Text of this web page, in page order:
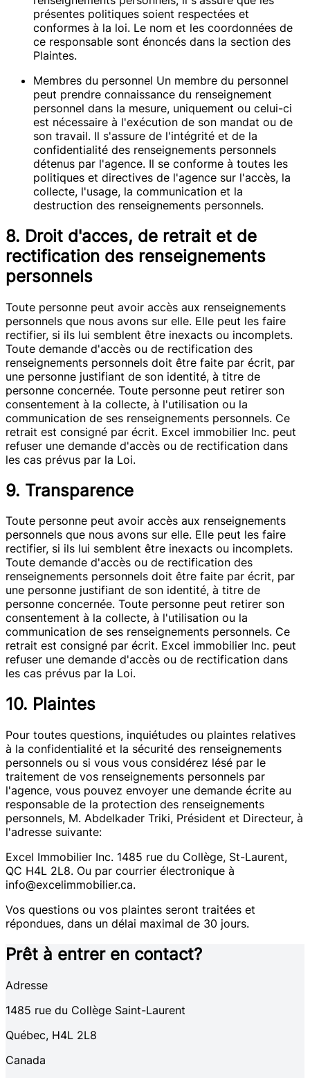
présentes politiques soient respectées et
conformes à la loi. Le nom et les coordonnées de
ce responsable sont énoncés dans la section des
Plaintes.
Membres du personnel Un membre du personnel
peut prendre connaissance du renseignement
personnel dans la mesure, uniquement ou celui-ci
est nécessaire à l'exécution de son mandat ou de
son travail. Il s'assure de l'intégrité et de la
confidentialité des renseignements personnels
détenus par l'agence. Il se conforme à toutes les
politiques et directives de l'agence sur l'accès, la
collecte, l'usage, la communication et la
destruction des renseignements personnels.
8. Droit d'acces, de retrait et de
rectification des renseignements
personnels
Toute personne peut avoir accès aux renseignements
personnels que nous avons sur elle. Elle peut les faire
rectifier, si ils lui semblent être inexacts ou incomplets.
Toute demande d'accès ou de rectification des
renseignements personnels doit être faite par écrit, par
une personne justifiant de son identité, à titre de
personne concernée. Toute personne peut retirer son
consentement à la collecte, à l'utilisation ou la
communication de ses renseignements personnels. Ce
retrait est consigné par écrit. Excel immobilier Inc. peut
refuser une demande d'accès ou de rectification dans
les cas prévus par la Loi.
9. Transparence
Toute personne peut avoir accès aux renseignements
personnels que nous avons sur elle. Elle peut les faire
rectifier, si ils lui semblent être inexacts ou incomplets.
Toute demande d'accès ou de rectification des
renseignements personnels doit être faite par écrit, par
une personne justifiant de son identité, à titre de
personne concernée. Toute personne peut retirer son
consentement à la collecte, à l'utilisation ou la
communication de ses renseignements personnels. Ce
retrait est consigné par écrit. Excel immobilier Inc. peut
refuser une demande d'accès ou de rectification dans
les cas prévus par la Loi.
10. Plaintes
Pour toutes questions, inquiétudes ou plaintes relatives
à la confidentialité et la sécurité des renseignements
personnels ou si vous vous considérez lésé par le
traitement de vos renseignements personnels par
l'agence, vous pouvez envoyer une demande écrite au
responsable de la protection des renseignements
personnels, M. Abdelkader Triki, Président et Directeur, à
l'adresse suivante:
Excel Immobilier Inc. 1485 rue du Collège, St-Laurent,
QC H4L 2L8. Ou par courrier électronique à
info@excelimmobilier.ca.
Vos questions ou vos plaintes seront traitées et
répondues, dans un délai maximal de 30 jours.
Prêt à entrer en contact?
Adresse
1485 rue du Collège Saint-Laurent
Québec, H4L 2L8
Canada